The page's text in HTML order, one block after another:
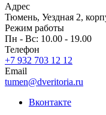
Адрес
Тюмень, Уездная 2,
Режим работы
Пн - Вс: 10.00 - 19.00
Телефон
+7 932 703 12 12
Email
tumen@dveritoria.ru
Вконтакте